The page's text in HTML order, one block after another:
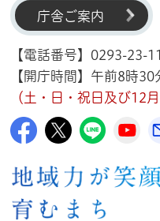
庁舎ご案内
【電話番号】0293-23-
【開庁時間】午前8時
（土・日・祝日及び12
高萩市公式高萩市公式
高萩